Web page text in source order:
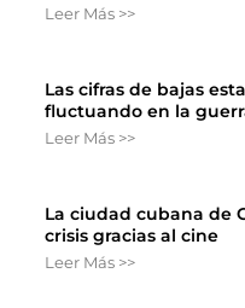
Leer Más >>
Las cifras de bajas
fluctuando en la
Leer Más >>
La ciudad cubana de
crisis gracias al cine
Leer Más >>